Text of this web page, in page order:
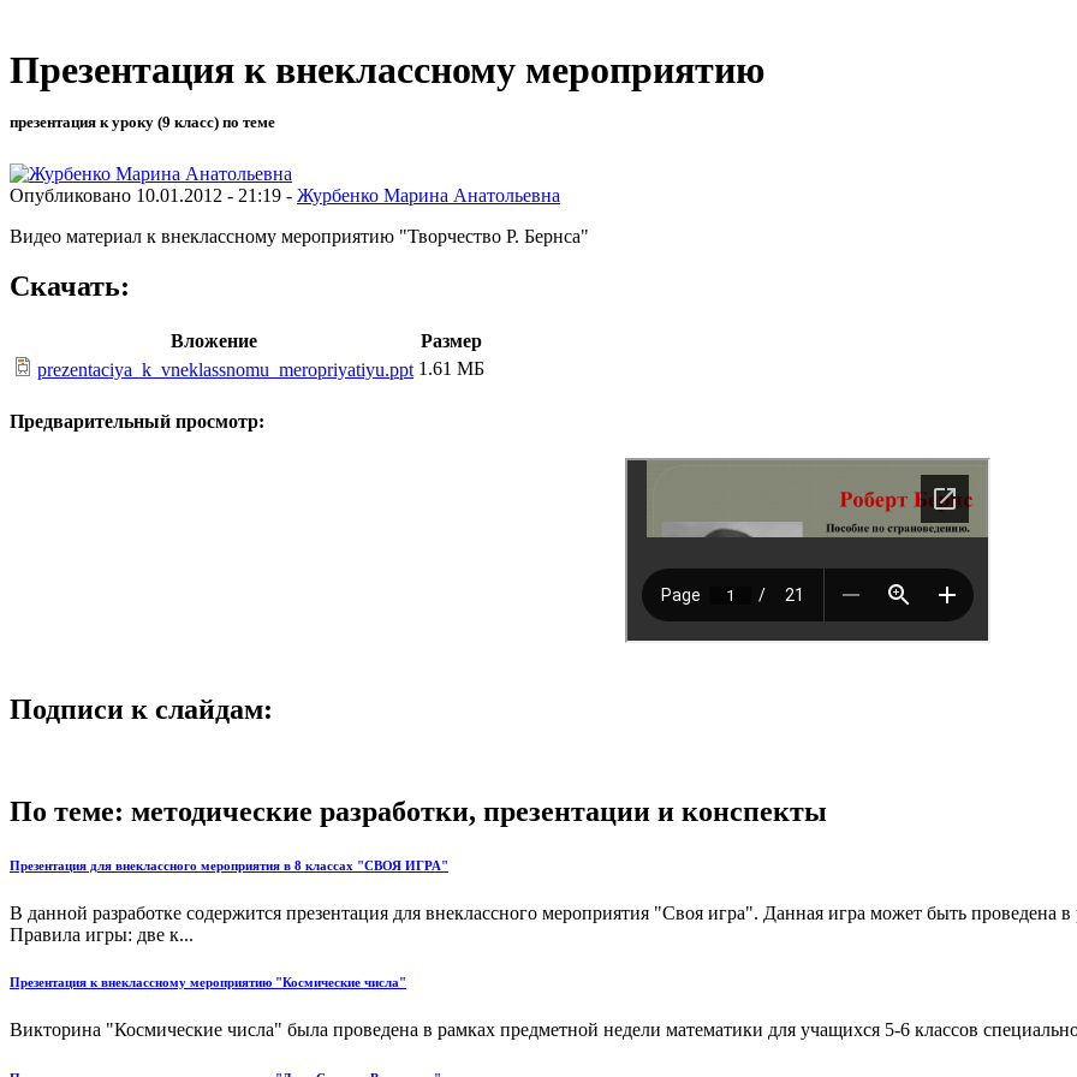
Презентация к внеклассному мероприятию
презентация к уроку (9 класс) по теме
Опубликовано 10.01.2012 - 21:19 - Журбенко Марина Анатольевна
Видео материал к внеклассному мероприятию "Творчество Р. Бернса"
Скачать:
Вложение
Размер
prezentaciya_k_vneklassnomu_meropriyatiyu.ppt 1.61 МБ
Предварительный просмотр:
Подписи к слайдам:
По теме: методические разработки, презентации и конспекты
Презентация для внеклассного мероприятия в 8 классах "СВОЯ ИГРА"
В данной разработке содержится презентация для внеклассного мероприятия "Своя игра". Данная игра может быть проведена
Правила игры: две к...
Презентация к внеклассному мероприятию "Космические числа"
Викторина "Космические числа" была проведена в рамках предметной недели математики для учащихся 5-6 классов